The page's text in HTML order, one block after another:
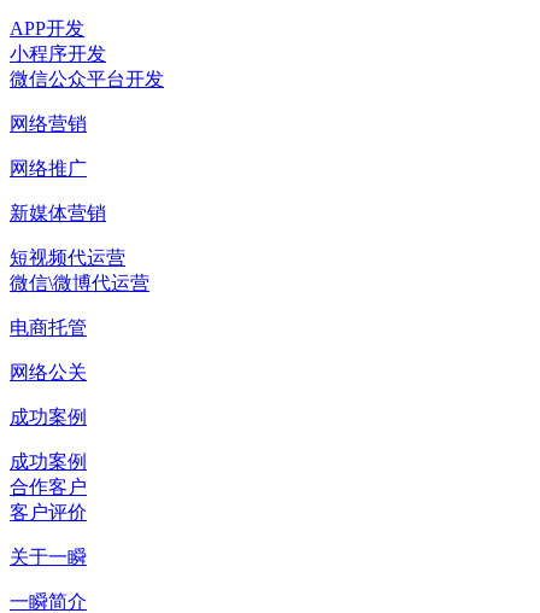
APP开发
小程序开发
微信公众平台开发
网络营销
网络推广
新媒体营销
短视频代运营
微信\微博代运营
电商托管
网络公关
成功案例
成功案例
合作客户
客户评价
关于一瞬
一瞬简介